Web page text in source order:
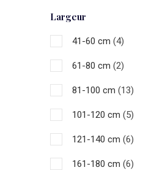
Largeur
41-60 cm (4)
61-80 cm (2)
81-100 cm (13)
101-120 cm (5)
121-140 cm (6)
161-180 cm (6)